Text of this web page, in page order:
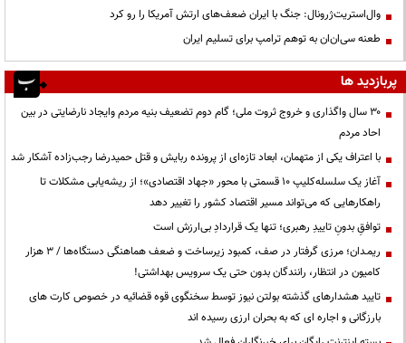
وال‌استریت‌ژرونال: جنگ با ایران ضعف‌های ارتش آمریکا را رو کرد
طعنه سی‌ان‌ان به توهم ترامپ برای تسلیم ایران
پربازدید ها
۳۰ سال واگذاری و خروج ثروت ملی؛ گام دوم تضعیف بنیه مردم وایجاد نارضایتی در بین
احاد مردم
با اعتراف یکی از متهمان، ابعاد تازه‌ای از پرونده ربایش و قتل حمیدرضا رجب‌زاده آشکار شد
آغاز یک سلسله‌کلیپ ۱۰ قسمتی با محور «جهاد اقتصادی»؛ از ریشه‌یابی مشکلات تا
راهکارهایی که می‌تواند مسیر اقتصاد کشور را تغییر دهد
توافقِ بدونِ تاییدِ رهبری؛ تنها یک قراردادِ بی‌ارزش است
ریمـدان؛ مرزی گرفتار در صف، کمبود زیرساخت و ضعف هماهنگی دستگاه‌ها / ۳ هزار
کامیون در انتظار، رانندگان بدون حتی یک سرویس بهداشتی!
تایید هشدارهای گذشته بولتن نیوز توسط سخنگوی قوه قضائیه در خصوص کارت های
بارزگانی و اجاره ای که به بحران ارزی رسیده اند